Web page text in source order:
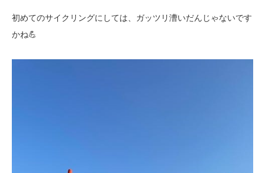
初めてのサイクリングにしては、ガッツリ漕いだんじゃないです
かね💪